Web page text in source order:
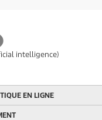
intelligence)
EN LIGNE